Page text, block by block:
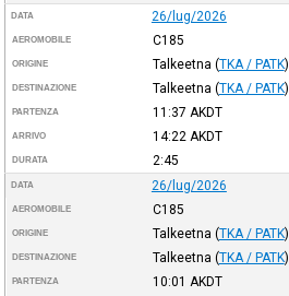
DATA 26/lug/2026
AEROMOBILE C185
ORIGINE Talkeetna (TKA / PATK)
DESTINAZIONE Talkeetna (TKA / PATK)
PARTENZA 11:37 AKDT
ARRIVO 14:22 AKDT
DURATA 2:45
DATA 26/lug/2026
AEROMOBILE C185
ORIGINE Talkeetna (TKA / PATK)
DESTINAZIONE Talkeetna (TKA / PATK)
PARTENZA 10:01 AKDT